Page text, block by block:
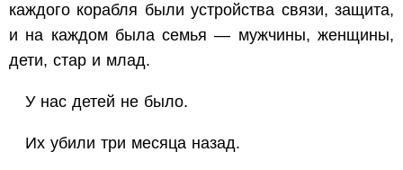
каждого корабля были устройства связи, защита,
и на каждом была семья — мужчины, женщины,
дети, стар и млад.
У нас детей не было.
Их убили три месяца назад.